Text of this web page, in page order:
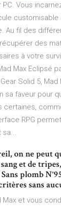
Vous
customisable
Au fil des
des
à votre
Max Eclipsé
Solid 5, Mad
sa faveur pour
certaines,
RPG
sa...
on ne peut
et de
plomb
sans
Max et vous